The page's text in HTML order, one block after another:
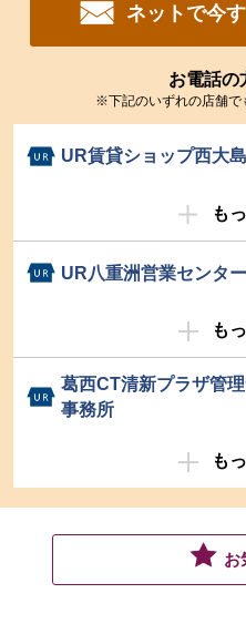
ネットで今
お電話の
※下記のいずれの店舗で
UR賃貸ショップ西大島
も
UR八重洲営業センター
も
葛西CT清新プラザ管
事務所
も
お